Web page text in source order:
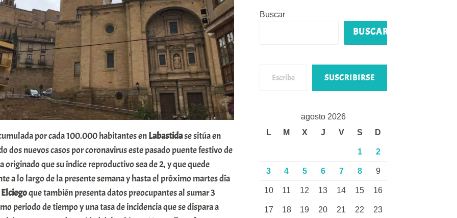
por cada 100.000 habitantes enLabastidase sitúa en
dos nuevos casos por coronavirus este pasado puente festivo de
originado que su índice reproductivo sea de 2, y que quede
a lo largo de la presente semana y hasta el próximo martes día
Elciegoque también presenta datos preocupantes al sumar 3
periodo de tiempo y una tasa de incidencia que se dispara a
Buscar
BUSCAR
SUSCRIBIRSE
agosto 2026
L
M X J V S D
1 2
3 4 5 6 7 8 9
10 11 12 13 14 15 16
17 18 19 20 21 22 23